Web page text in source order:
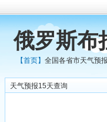
俄罗斯布
【首页】全国各省市天气预
天气预报15天查询